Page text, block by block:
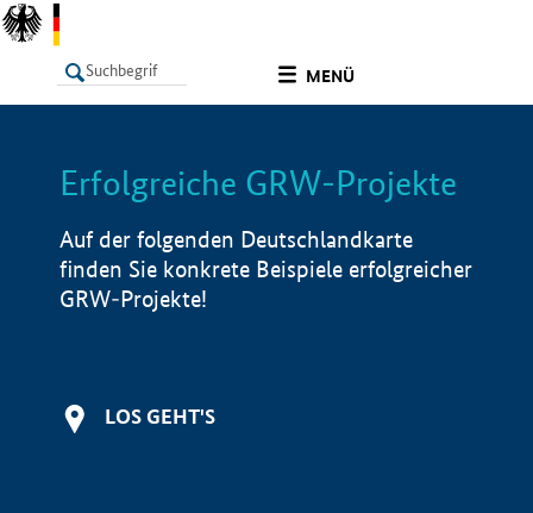
MENÜ
LISTE Info
Erfolgreiche GRW-Projekte
Auf der folgenden Deutschlandkarte
finden Sie konkrete Beispiele erfolgreicher
GRW-Projekte!
LOS GEHT'S